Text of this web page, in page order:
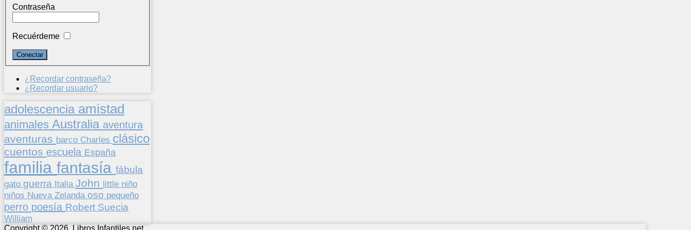
Contraseña
Recuérdeme
¿Recordar contraseña?
¿Recordar usuario?
adolescencia amistad
animales Australia aventura
aventuras barco Charles clásico
cuentos escuela España
familia fantasía fábula
gato guerra Italia John little niño
niños Nueva Zelanda oso pequeño
perro poesía Robert Suecia
William